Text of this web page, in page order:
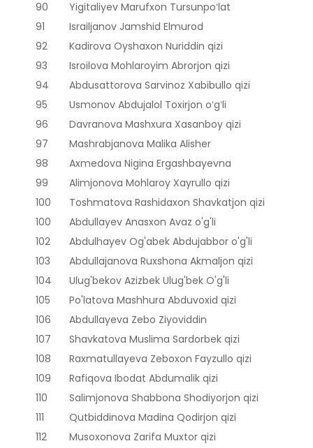
90
Yigitaliyev Marufxon Tursunpoʻlat
91
Israiljanov Jamshid Elmurod
92
Kadirova Oyshaxon Nuriddin qizi
93
Isroilova Mohlaroyim Abrorjon qizi
94
Abdusattorova Sarvinoz Xabibullo qizi
95
Usmonov Abdujalol Toxirjon oʻgʻli
96
Davranova Mashxura Xasanboy qizi
97
Mashrabjanova Malika Alisher
98
Axmedova Nigina Ergashbayevna
99
Alimjonova Mohlaroy Xayrullo qizi
100
Toshmatova Rashidaxon Shavkatjon qizi
100
Abdullayev Anasxon Avaz o'g'li
102
Abdulhayev Og'abek Abdujabbor o'g'li
103
Abdullajanova Ruxshona Akmaljon qizi
104
Ulug'bekov Azizbek Ulug'bek O'g'li
105
Po'latova Mashhura Abduvoxid qizi
106
Abdullayeva Zebo Ziyoviddin
107
Shavkatova Muslima Sardorbek qizi
108
Raxmatullayeva Zeboxon Fayzullo qizi
109
Rafiqova Ibodat Abdumalik qizi
110
Salimjonova Shabbona Shodiyorjon qizi
111
Qutbiddinova Madina Qodirjon qizi
112
Musoxonova Zarifa Muxtor qizi